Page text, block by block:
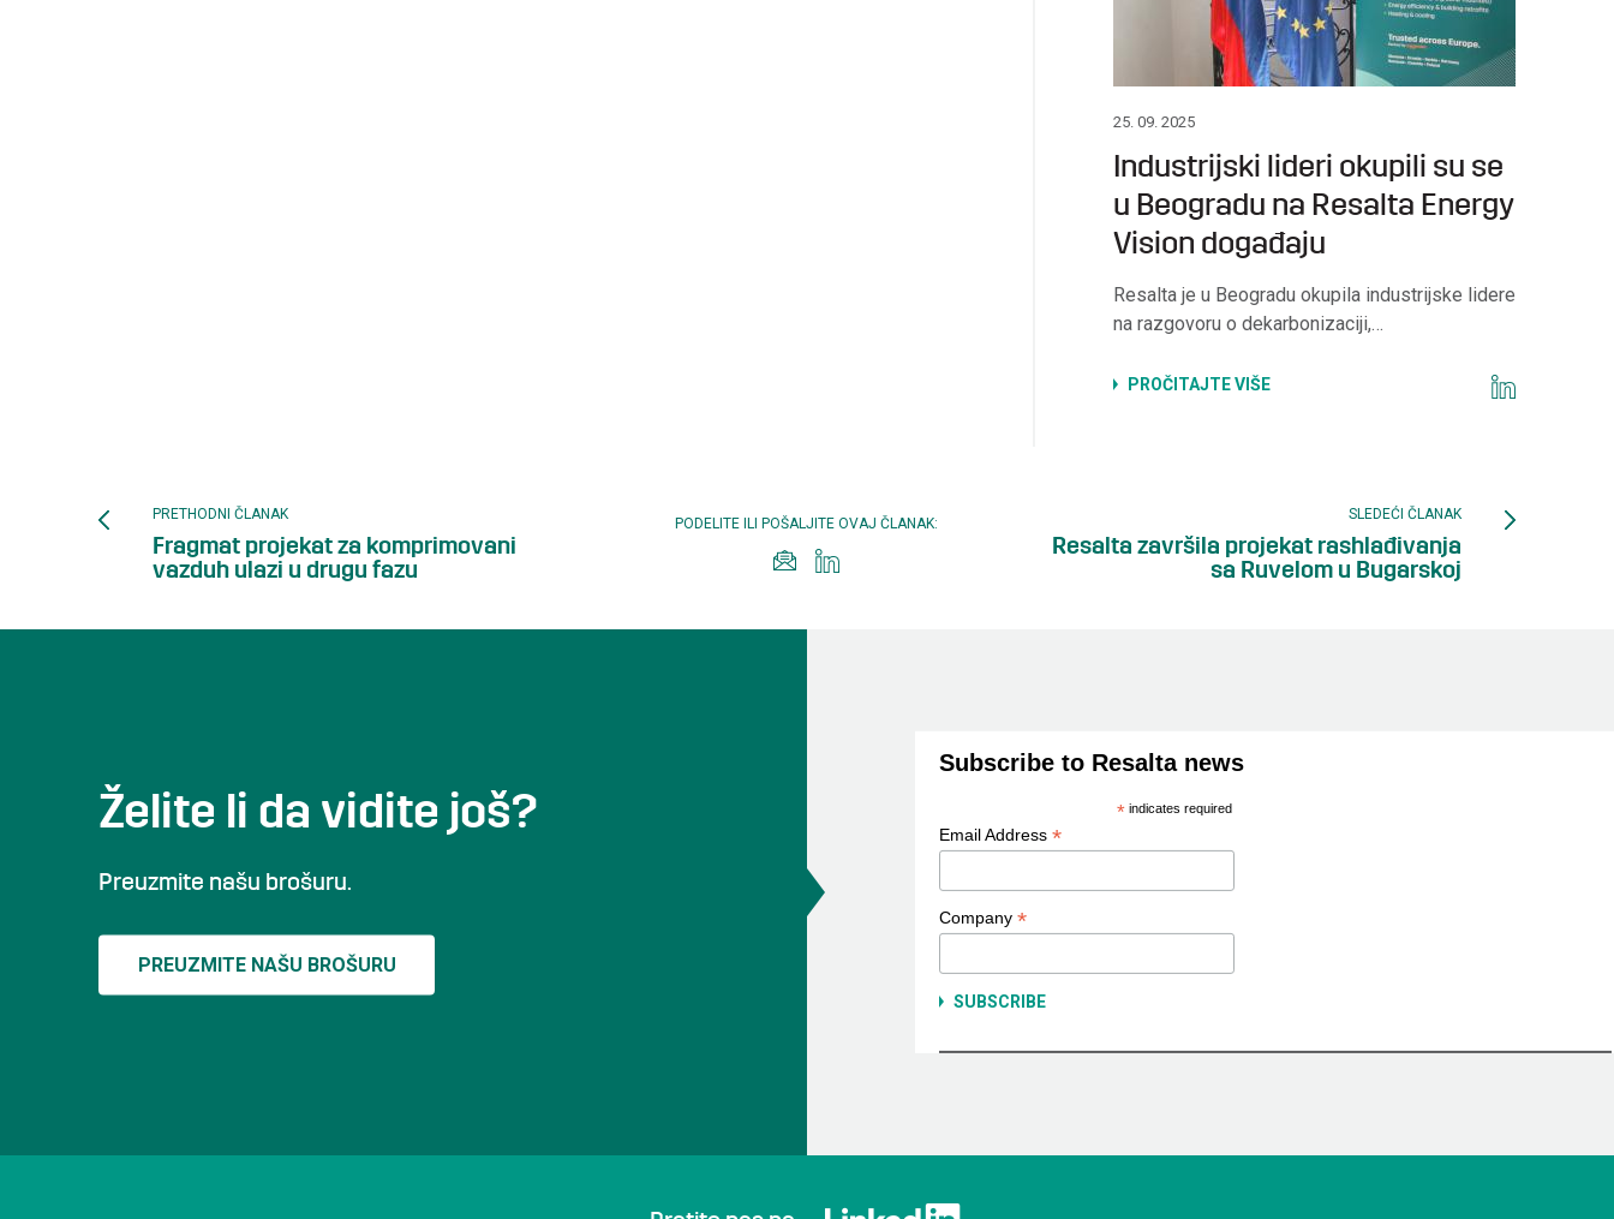
25. 09. 2025
Industrijski lideri okupili su se
u Beogradu na Resalta Energy
Vision događaju
Resalta je u Beogradu okupila industrijske lidere
na razgovoru o dekarbonizaciji,…
PROČITAJTE VIŠE
PRETHODNI ČLANAK
Fragmat projekat za komprimovani
vazduh ulazi u drugu fazu
PODELITE ILI POŠALJITE OVAJ ČLANAK:
SLEDEĆI ČLANAK
Resalta završila projekat rashlađivanja
sa Ruvelom u Bugarskoj
Želite li da vidite još?
Preuzmite našu brošuru.
PREUZMITE NAŠU BROŠURU
Subscribe to Resalta news
*indicates required
Email Address *
Company *